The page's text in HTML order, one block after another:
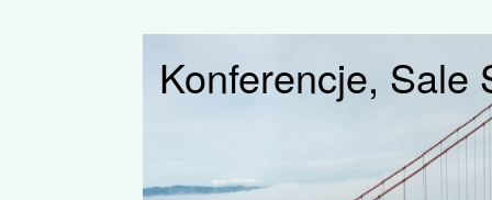
Konferencje, Sale